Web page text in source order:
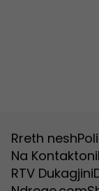
Rreth nesh
Na Kontaktoni
RTV Dukagjini